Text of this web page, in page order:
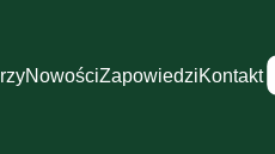
NowościZapowiedziKontakt